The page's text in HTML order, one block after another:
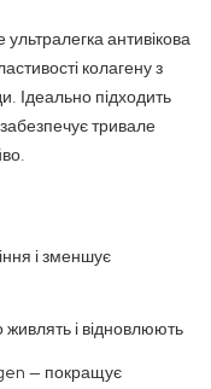
антивікова
колагену з
Ідеально підходить
тривале
і зменшує
і відновлюють
— покращує